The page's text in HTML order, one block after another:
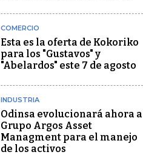
COMERCIO
Esta es la oferta de Kokoriko
para los "Gustavos" y
"Abelardos" este 7 de agosto
INDUSTRIA
Odinsa evolucionará ahora a
Grupo Argos Asset
Managment para el manejo
de los activos